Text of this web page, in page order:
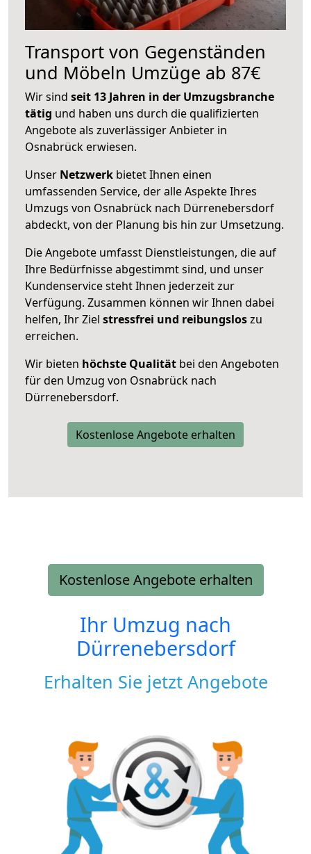
Transport von Gegenständen
und Möbeln Umzüge ab 87€
Wir sind seit 13 Jahren in der Umzugsbranche
tätig und haben uns durch die qualifizierten
Angebote als zuverlässiger Anbieter in
Osnabrück erwiesen.
Unser Netzwerk bietet Ihnen einen
umfassenden Service, der alle Aspekte Ihres
Umzugs von Osnabrück nach Dürrenebersdorf
abdeckt, von der Planung bis hin zur Umsetzung.
Die Angebote umfasst Dienstleistungen, die auf
Ihre Bedürfnisse abgestimmt sind, und unser
Kundenservice steht Ihnen jederzeit zur
Verfügung. Zusammen können wir Ihnen dabei
helfen, Ihr Ziel stressfrei und reibungsloszu
erreichen.
Wir bieten höchste Qualität bei den Angeboten
für den Umzug von Osnabrück nach
Dürrenebersdorf.
Kostenlose Angebote erhalten
Kostenlose Angebote erhalten
Ihr Umzug nach
Dürrenebersdorf
Erhalten Sie jetzt Angebote